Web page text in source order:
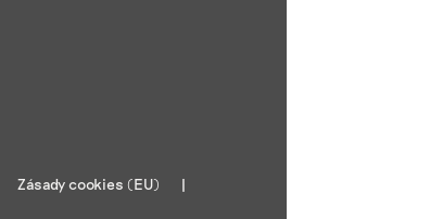
Zásady cookies (EU)